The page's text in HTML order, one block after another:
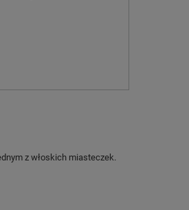
z włoskich miasteczek.